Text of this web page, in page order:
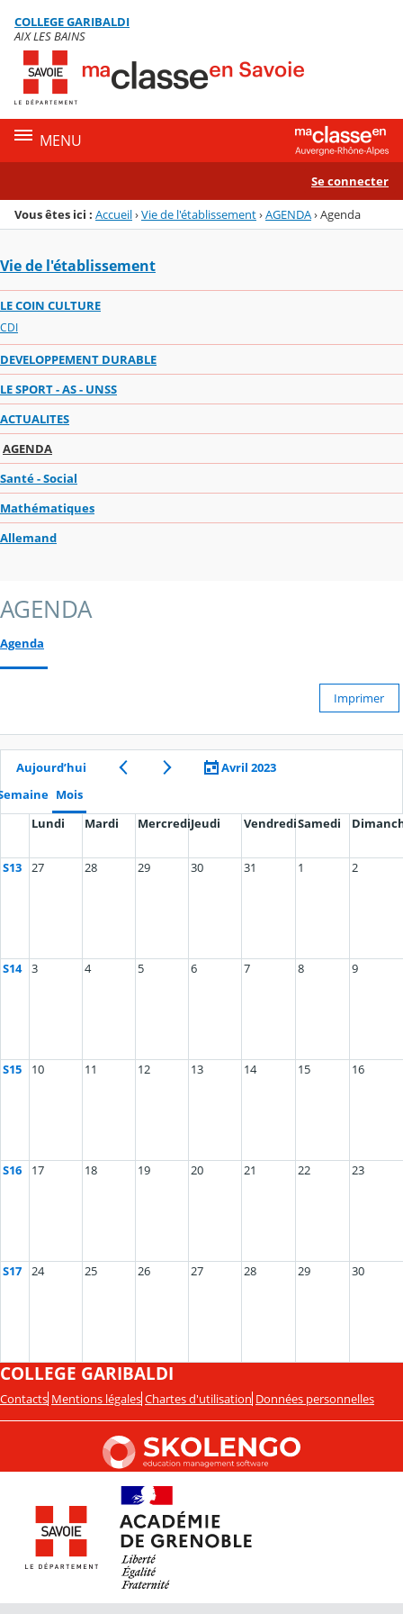
Menu de la rubrique
Contenu
COLLEGE GARIBALDI
AIX LES BAINS
MENU
Se connecter
Vous êtes ici : Accueil›Vie de l'établissement›AGENDA›Agenda
Vie de l'établissement
LE COIN CULTURE
CDI
DEVELOPPEMENT DURABLE
LE SPORT - AS - UNSS
ACTUALITES
AGENDA
Santé - Social
Mathématiques
Allemand
AGENDA
Agenda
Imprimer
Aujourd’hui
Avril 2023
Mois
Lundi
Mardi MercrediJeudi VendrediSamedi
S13 27 28 29 30 31 1 2
S14 3 4 5 6 7 8 9
S15 10 11 12 13 14 15 16
S16 17 18 19 20 21 22 23
S17 24 25 26 27 28 29 30
COLLEGE GARIBALDI
Contacts Mentions légales Chartes d'utilisation Données personnelles